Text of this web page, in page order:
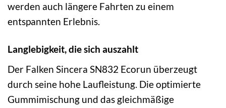
werden auch längere Fahrten zu einem
entspannten Erlebnis.
Langlebigkeit, die sich auszahlt
Der Falken Sincera SN832 Ecorun überzeugt
durch seine hohe Laufleistung. Die optimierte
Gummimischung und das gleichmäßige